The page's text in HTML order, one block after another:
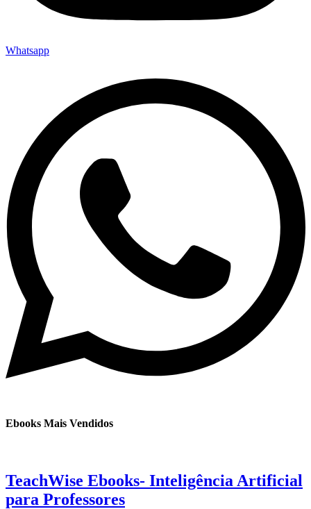
Whatsapp
Ebooks Mais Vendidos
TeachWise Ebooks- Inteligência Artificial
para Professores